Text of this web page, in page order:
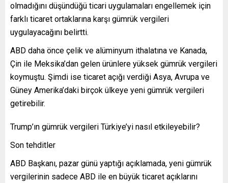
olmadığını düşündüğü ticari uygulamaları engellemek için
farklı ticaret ortaklarına karşı gümrük vergileri
uygulayacağını belirtti.
ABD daha önce çelik ve alüminyum ithalatına ve Kanada,
Çin ile Meksika’dan gelen ürünlere yüksek gümrük vergileri
koymuştu. Şimdi ise ticaret açığı verdiği Asya, Avrupa ve
Güney Amerika’daki birçok ülkeye yeni gümrük vergileri
getirebilir.
Trump’ın gümrük vergileri Türkiye’yi nasıl etkileyebilir?
Son tehditler
ABD Başkanı, pazar günü yaptığı açıklamada, yeni gümrük
vergilerinin sadece ABD ile en büyük ticaret açıklarını